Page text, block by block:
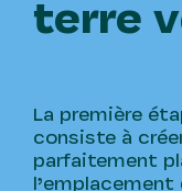
terre
La première
consiste à
parfaitement